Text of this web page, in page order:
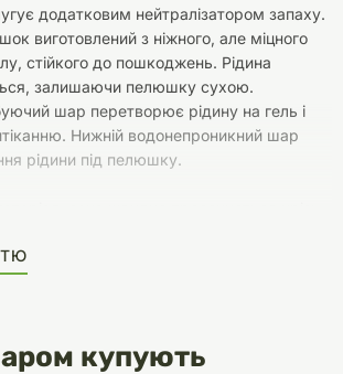
додатковим нейтралізатором запаху.
виготовлений з ніжного, але міцного
стійкого до пошкоджень. Рідина
залишаючи пелюшку сухою.
шар перетворює рідину на гель і
Нижній водонепроникний шар
рідини під пелюшку.
з додаванням аттрактанта;
перетворює рідину на гель;
купують